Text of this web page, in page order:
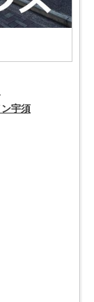
宇須